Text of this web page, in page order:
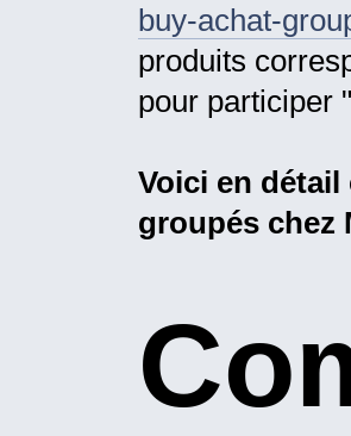
buy-achat-
produits
pour participer
Voici en
groupés chez